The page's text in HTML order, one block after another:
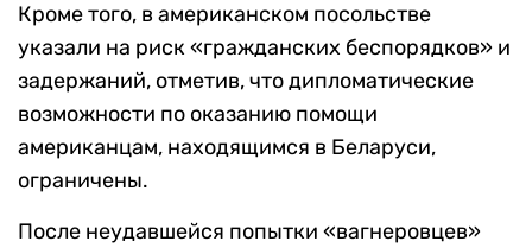
Кроме того, в американском посольстве
указали на риск «гражданских беспорядков» и
задержаний, отметив, что дипломатические
возможности по оказанию помощи
американцам, находящимся в Беларуси,
ограничены.
После неудавшейся попытки «вагнеровцев»